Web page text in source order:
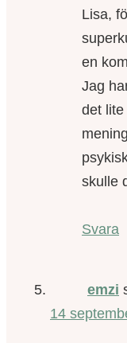
Lisa,
en
Jag
det
skulle
Svara
emzi
14